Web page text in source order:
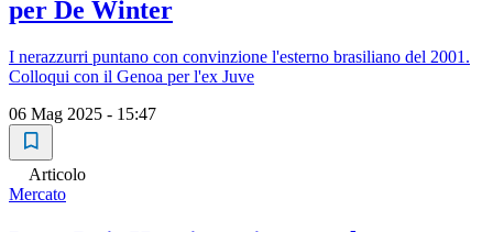
per De Winter
I nerazzurri puntano con convinzione l'esterno brasiliano del 2001.
Colloqui con il Genoa per l'ex Juve
06 Mag 2025 - 15:47
Articolo
Mercato